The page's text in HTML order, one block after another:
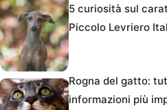
5 curiosità sul
Piccolo Levriero
Rogna del gatto:
informazioni più